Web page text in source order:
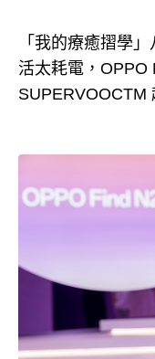
「我的療癒摺學
活太耗電，OPPO
SUPERVOOCTM